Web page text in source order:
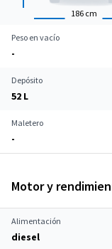
186 cm
Peso en vacío
-
Depósito
52 L
Maletero
-
Motor y
Alimentación
diesel